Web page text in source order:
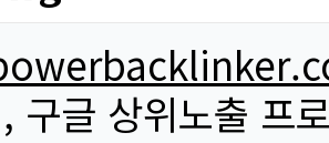
구글 상위노출 프